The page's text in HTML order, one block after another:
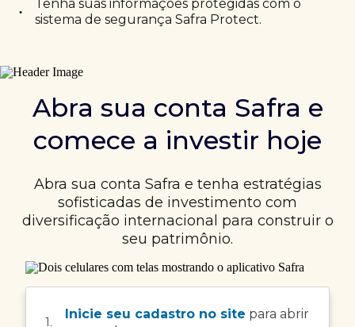
•
Tenha suas informações protegidas com o
sistema de segurança Safra Protect.
Abra sua conta Safra e
comece a investir hoje
Abra sua conta Safra e tenha estratégias
sofisticadas de investimento com
diversificação internacional para construir o
seu patrimônio.
1.
Inicie seu cadastro no site para abrir